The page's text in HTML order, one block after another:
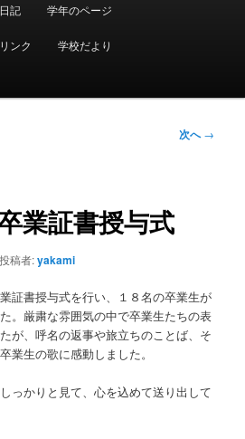
記 学年のページ
ンク 学校だより
次へ→
業証書授与式
投稿者:yakami
証書授与式を行い、１８名の卒業生が
。厳粛な雰囲気の中で卒業生たちの表
が、呼名の返事や旅立ちのことば、そ
業生の歌に感動しました。
っかりと見て、心を込めて送り出して